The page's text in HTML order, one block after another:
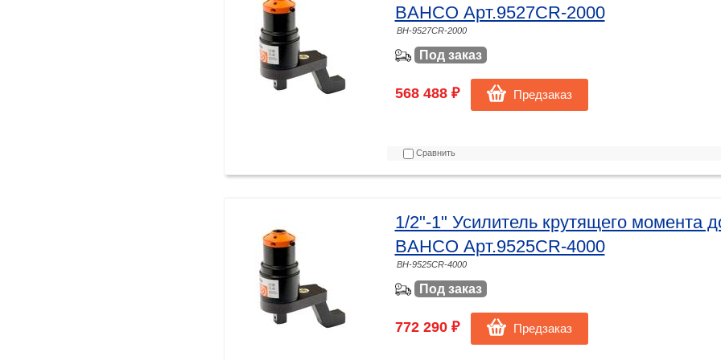
BAHCO Арт.9527CR-2000
BH-9527CR-2000
Под заказ
568 488 ₽ Предзаказ
Сравнить
1/2"-1" Усилитель крутящего момента
BAHCO Арт.9525CR-4000
BH-9525CR-4000
Под заказ
772 290 ₽ Предзаказ